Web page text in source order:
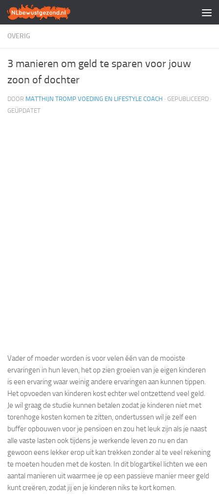
Doorgaan naar inhoud
OVERIG
3 manieren om geld te sparen voor jouw
zoon of dochter
DOOR MATTHIJN TROMP VOEDING EN LIFESTYLE COACH · GEPUBLICEERD ·
GEÜPDATET
Vader of moeder worden is voor velen één van de mooiste
ervaringen in hun leven, het op zien groeien van je eigen kinderen
is een ervaring waar weinig andere ervaringen aan kunnen tippen.
Het opvoeden van kinderen kost echter wel ontzettend veel geld.
Je wil graag de studie kunnen betalen zodat je kinderen niet met
torenhoge kosten komen te zitten, ondertussen wil je zelf een
buffer opbouwen voor je pensioen en zou het leuk zijn als je naast
alle vaste lasten ook tijdens je werkende leven zo nu en dan
gewoon eens lekker erop uit kan trekken zonder al te veel rekening
te moeten houden met de kosten. In dit blogartikel lichten we een
aantal manieren uit waarmee je op een passieve manier meer geld
kunt creëren, zodat jij en je kinderen niks te kort komen.